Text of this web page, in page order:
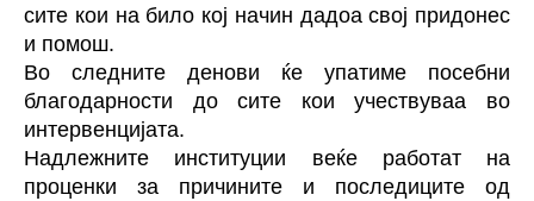
сите кои на било кој начин дадоа свој придонес
и помош.
Во следните денови ќе упатиме посебни
благодарности до сите кои учествуваа во
интервенцијата.
Надлежните институции веќе работат на
проценки за причините и последиците од